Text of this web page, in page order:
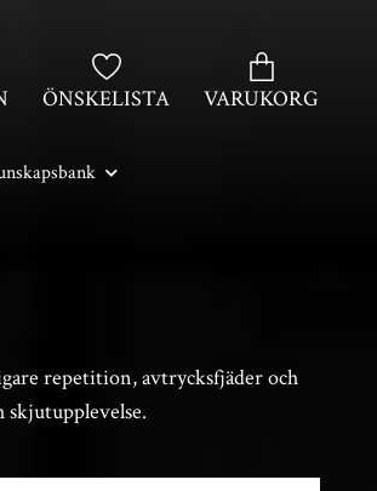
ÖNSKELISTA VARUKORG
repetition, avtrycksfjäder och